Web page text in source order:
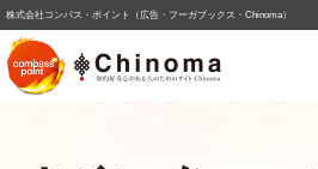
株式会社コンパス・ポイント（広告・フーガブックス・Chinoma）